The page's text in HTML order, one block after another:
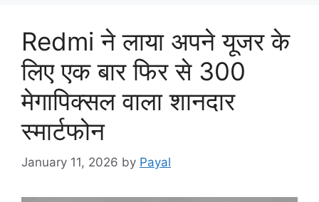
Redmi ने लाया अपने यूजर के
लिए एक बार फिर से 300
मेगापिक्सल वाला शानदार
स्मार्टफोन
January 11, 2026 by Payal